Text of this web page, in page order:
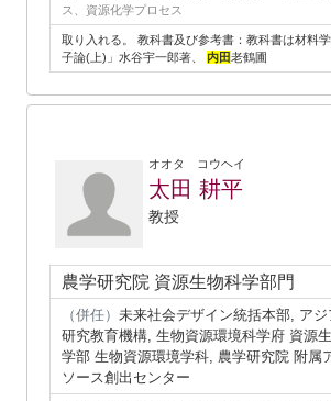
ス、資源化学プロセス
取り入れる。 教科書及び参考書：教科書は材料
子論(上)」水谷宇一郎著、 内田老鶴圃
オオタ コウヘイ
太田 耕平
教授
農学研究院 資源生物科学部門
（併任） 未来社会デザイン統括本部, ア
研究教育機構, 生物資源環境科学府 資源
学部 生物資源環境学科, 農学研究院 附属
ソース創出センター